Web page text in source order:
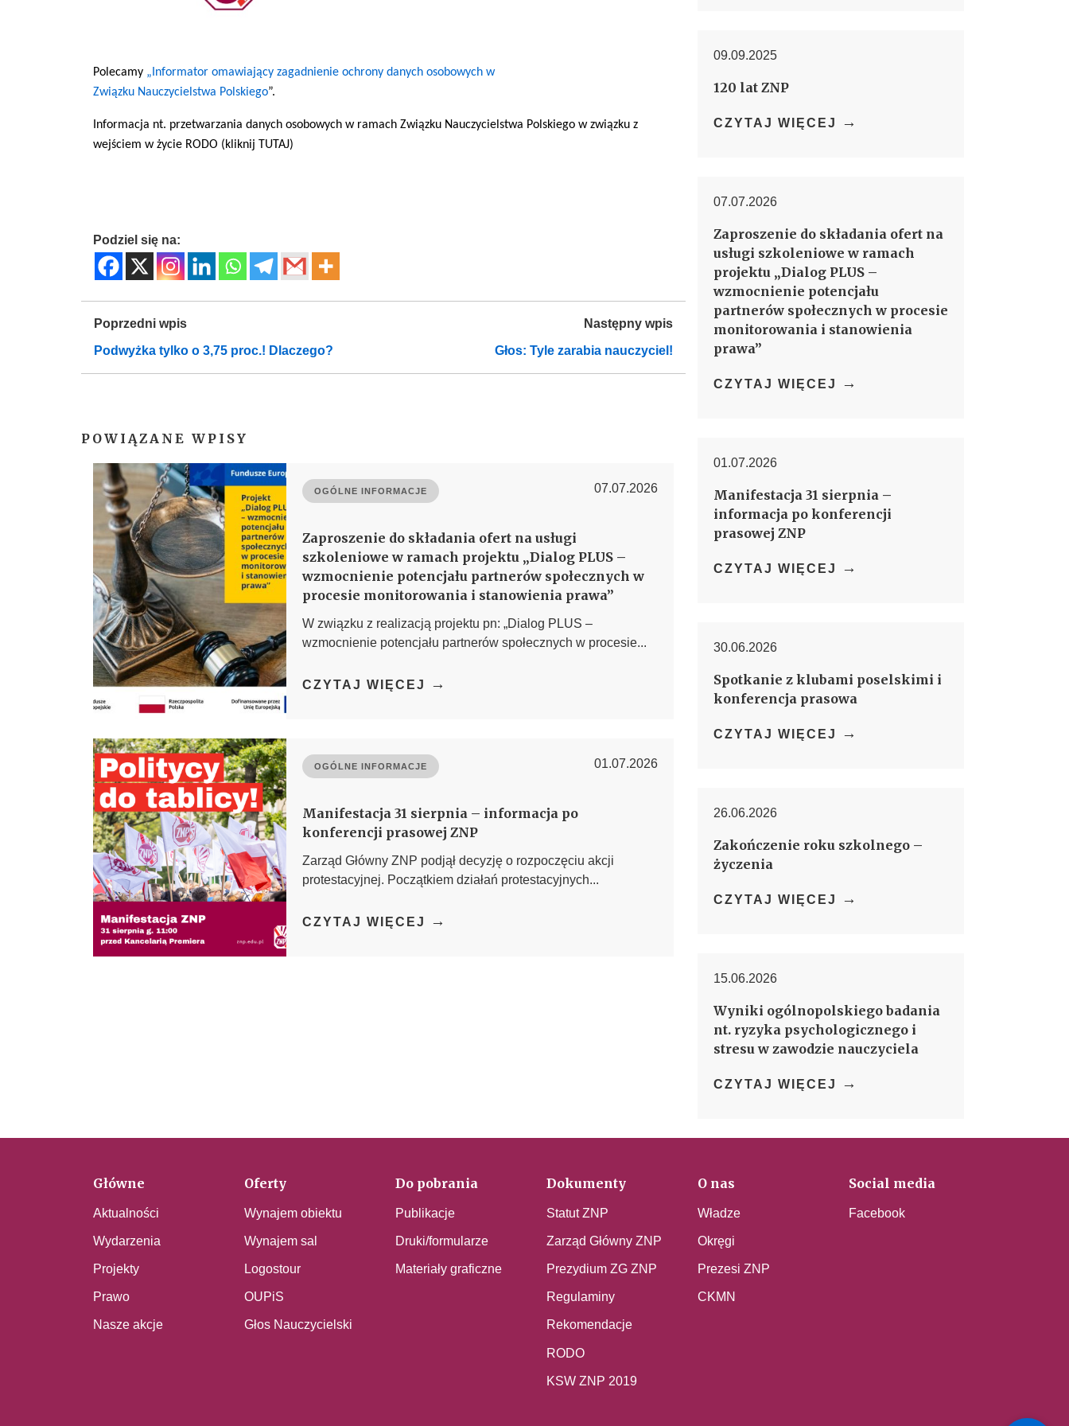
Polecamy „Informator omawiający zagadnienie ochrony danych osobowych w
Związku Nauczycielstwa Polskiego”.
Informacja nt. przetwarzania danych osobowych w ramach Związku Nauczycielstwa Polskiego w związku z
wejściem w życie RODO (kliknij TUTAJ)
Podziel się na:
Poprzedni wpis
Podwyżka tylko o 3,75 proc.! Dlaczego?
Następny wpis
Głos: Tyle zarabia nauczyciel!
POWIĄZANE WPISY
OGÓLNE INFORMACJE 07.07.2026
Zaproszenie do składania ofert na usługi
szkoleniowe w ramach projektu „Dialog PLUS –
wzmocnienie potencjału partnerów społecznych w
procesie monitorowania i stanowienia prawa”
W związku z realizacją projektu pn: „Dialog PLUS –
wzmocnienie potencjału partnerów społecznych w procesie...
CZYTAJ WIĘCEJ →
OGÓLNE INFORMACJE 01.07.2026
Manifestacja 31 sierpnia – informacja po
konferencji prasowej ZNP
Zarząd Główny ZNP podjął decyzję o rozpoczęciu akcji
protestacyjnej. Początkiem działań protestacyjnych...
CZYTAJ WIĘCEJ →
09.09.2025
120 lat ZNP
CZYTAJ WIĘCEJ →
07.07.2026
Zaproszenie do składania ofert na
usługi szkoleniowe w ramach
projektu „Dialog PLUS –
wzmocnienie potencjału
partnerów społecznych w procesie
monitorowania i stanowienia
prawa”
CZYTAJ WIĘCEJ →
01.07.2026
Manifestacja 31 sierpnia –
informacja po konferencji
prasowej ZNP
CZYTAJ WIĘCEJ →
30.06.2026
Spotkanie z klubami poselskimi i
konferencja prasowa
CZYTAJ WIĘCEJ →
26.06.2026
Zakończenie roku szkolnego –
życzenia
CZYTAJ WIĘCEJ →
15.06.2026
Wyniki ogólnopolskiego badania
nt. ryzyka psychologicznego i
stresu w zawodzie nauczyciela
CZYTAJ WIĘCEJ →
Główne
Aktualności
Wydarzenia
Projekty
Prawo
Nasze akcje
Oferty
Wynajem obiektu
Wynajem sal
Logostour
OUPiS
Głos Nauczycielski
Do pobrania
Publikacje
Druki/formularze
Materiały graficzne
Dokumenty
Statut ZNP
Zarząd Główny ZNP
Prezydium ZG ZNP
Regulaminy
Rekomendacje
RODO
KSW ZNP 2019
O nas
Władze
Okręgi
Prezesi ZNP
CKMN
Social media
Facebook